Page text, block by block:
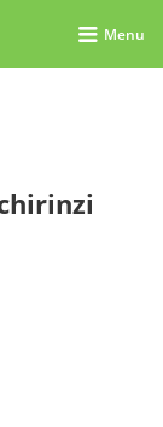
Menu